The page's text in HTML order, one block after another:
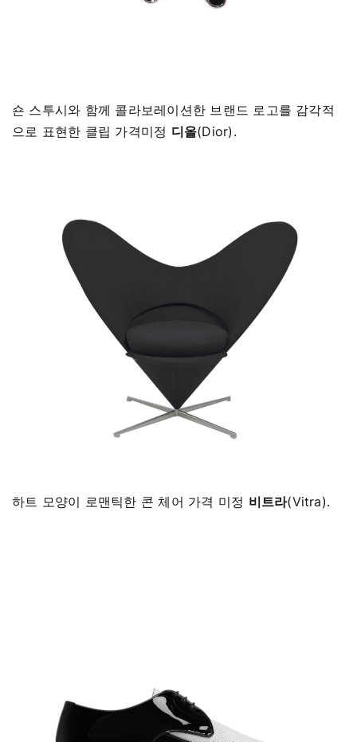
숀 스투시와 함께 콜라보레이션한 브랜드 로고를 감각적
으로 표현한 클립 가격미정 디올(Dior).
하트 모양이 로맨틱한 콘 체어 가격 미정 비트라(Vitra).